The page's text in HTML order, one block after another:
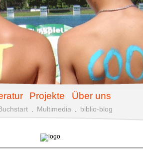
Projekte Über uns
Multimedia biblio-blog